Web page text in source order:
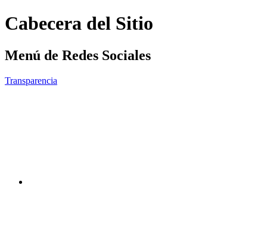
Cabecera del Sitio
Menú de Redes Sociales
Transparencia